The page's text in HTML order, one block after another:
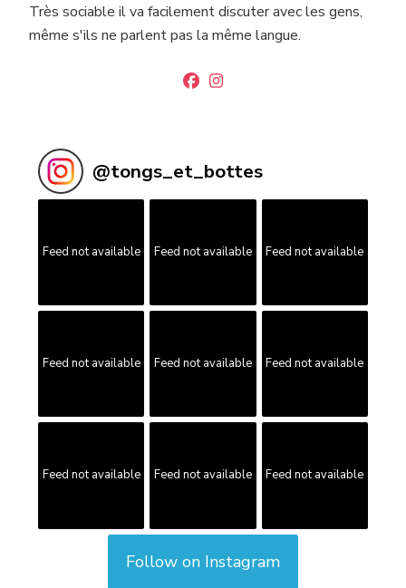
Très sociable il va facilement discuter avec les gens,
même s'ils ne parlent pas la même langue.
@tongs_et_bottes
Feed not available Feed not available Feed not available
Feed not available Feed not available Feed not available
Feed not available Feed not available Feed not available
Follow on Instagram